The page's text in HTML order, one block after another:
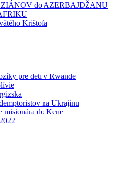
do AZERBAJDŽANU
Krištofa
pre deti v Rwande
na Ukrajinu
misionára do Kene